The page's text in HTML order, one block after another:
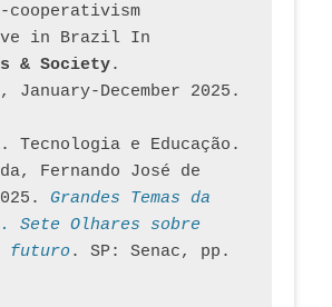
cooperativism
in Brazil In
& Society.
January-December 2025.
Tecnologia e Educação.
Fernando José de
Grandes Temas da
Sete Olhares sobre
futuro. SP: Senac, pp.